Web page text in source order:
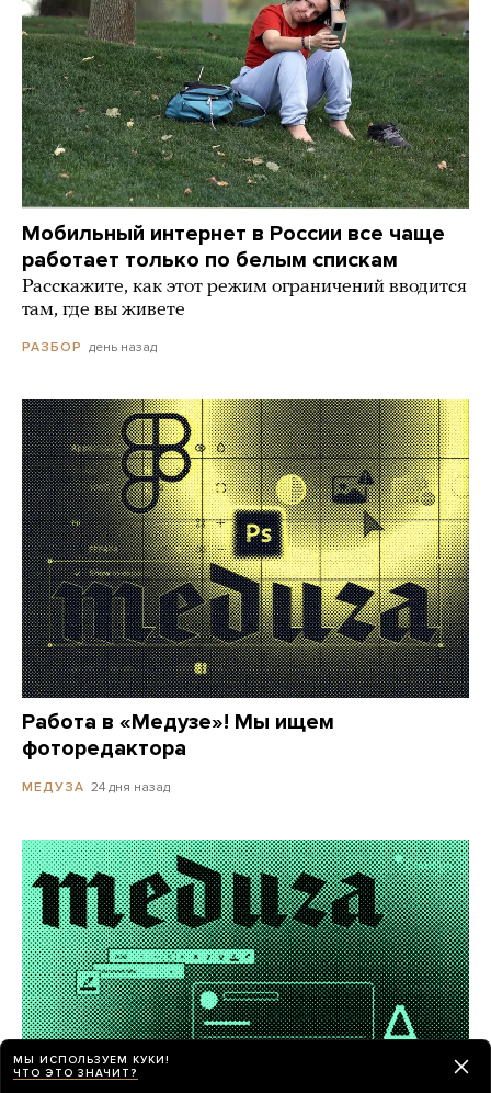
Мобильный интернет в России все чаще
работает только по белым спискам
Расскажите, как этот режим ограничений вводится
там, где вы живете
РАЗБОР день назад
Работа в «Медузе»! Мы ищем
фоторедактора
МЕДУЗА 24 дня назад
МЫ ИСПОЛЬЗУЕМ КУКИ!
ЧТО ЭТО ЗНАЧИТ?